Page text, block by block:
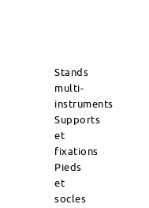
Stands
multi-
instruments
Supports
et
fixations
Pieds
et
socles